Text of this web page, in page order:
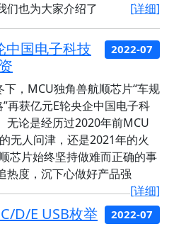
们也为大家介绍了
[详细]
2022-07
中国电子科技
，MCU独角兽航顺芯片“车规
再获亿元E轮央企中国电子科
无论是经历过2020年前MCU
无人问津，还是2021年的火
芯片始终坚持做难而正确的事
热度，沉下心做好产品强
[详细]
2022-07
D/E USB枚举